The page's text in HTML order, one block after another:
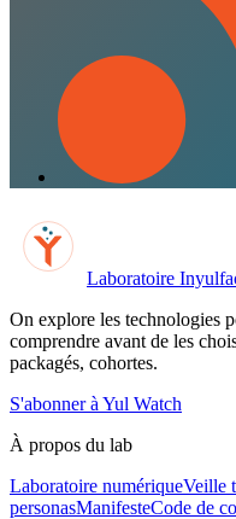
Laboratoire
On explore les technologies
comprendre avant de les
packagés, cohortes.
S'abonner à Yul Watch
À propos du lab
Laboratoire numériqueVeille
personasManifesteCode de